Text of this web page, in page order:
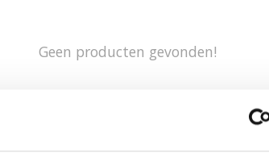
Geen producten gevonden!